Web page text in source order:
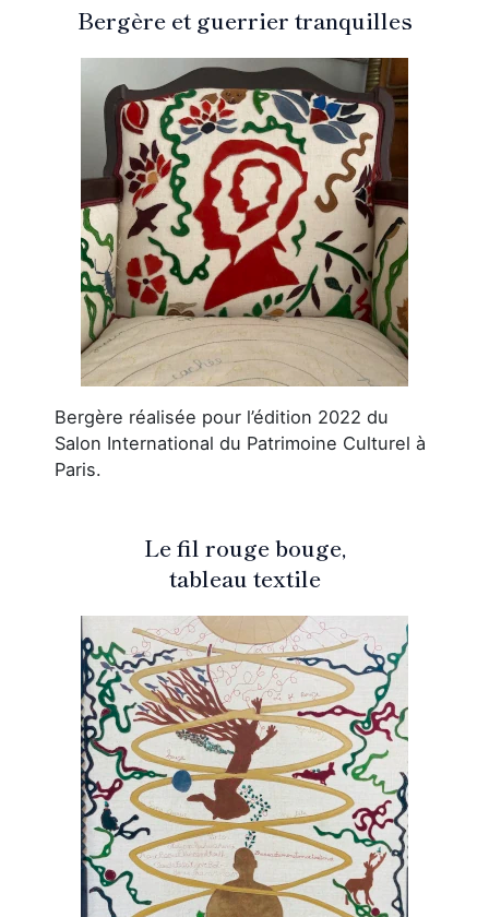
Bergère et guerrier tranquilles
Bergère réalisée pour l’édition 2022 du
Salon International du Patrimoine Culturel à
Paris.
Le fil rouge bouge,
tableau textile